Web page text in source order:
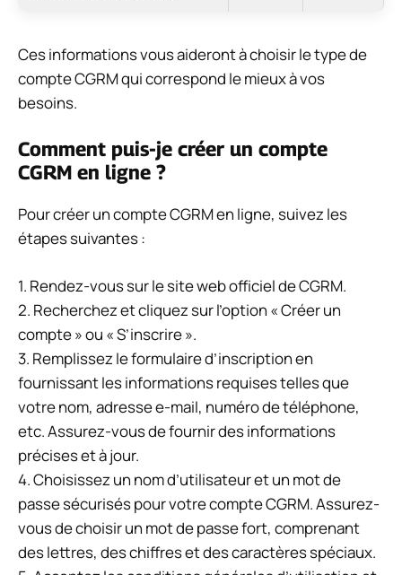
Ces informations vous aideront à choisir le type de
compte CGRM qui correspond le mieux à vos
besoins.
Comment puis-je créer un compte
CGRM en ligne ?
Pour créer un compte CGRM en ligne, suivez les
étapes suivantes :
1. Rendez-vous sur le site web officiel de CGRM.
2. Recherchez et cliquez sur l’option « Créer un
compte » ou « S’inscrire ».
3. Remplissez le formulaire d’inscription en
fournissant les informations requises telles que
votre nom, adresse e-mail, numéro de téléphone,
etc. Assurez-vous de fournir des informations
précises et à jour.
4. Choisissez un nom d’utilisateur et un mot de
passe sécurisés pour votre compte CGRM. Assurez-
vous de choisir un mot de passe fort, comprenant
des lettres, des chiffres et des caractères spéciaux.